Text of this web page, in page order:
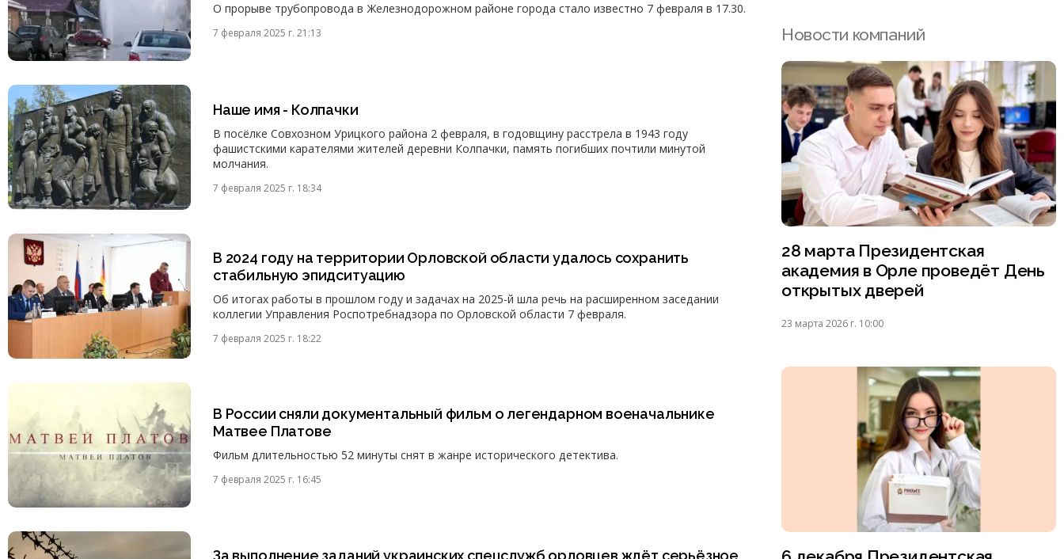
О прорыве трубопровода в Железнодорожном районе города стало известно 7 февраля в 17.30.
7 февраля 2025 г. 21:13
Наше имя - Колпачки
В посёлке Совхозном Урицкого района 2 февраля, в годовщину расстрела в 1943 году
фашистскими карателями жителей деревни Колпачки, память погибших почтили минутой
молчания.
7 февраля 2025 г. 18:34
В 2024 году на территории Орловской области удалось сохранить
стабильную эпидситуацию
Об итогах работы в прошлом году и задачах на 2025-й шла речь на расширенном заседании
коллегии Управления Роспотребнадзора по Орловской области 7 февраля.
7 февраля 2025 г. 18:22
В России сняли документальный фильм о легендарном военачальнике
Матвее Платове
Фильм длительностью 52 минуты снят в жанре исторического детектива.
7 февраля 2025 г. 16:45
За выполнение заданий украинских спецслужб орловцев ждёт серьёзное
Новости компаний
28 марта Президентская
академия в Орле проведёт День
открытых дверей
23 марта 2026 г. 10:00